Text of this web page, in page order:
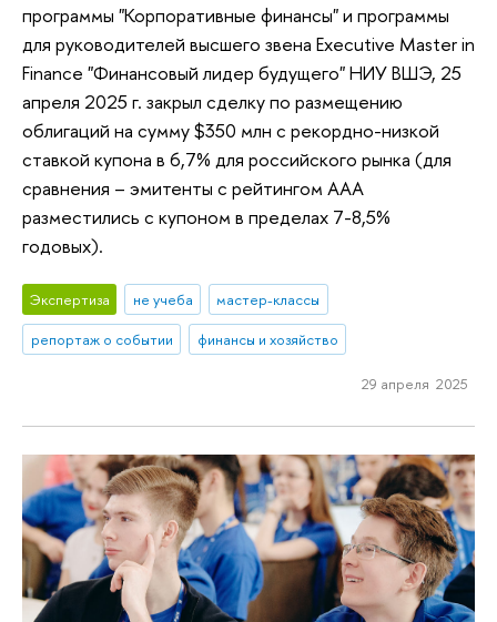
программы "Корпоративные финансы" и программы
для руководителей высшего звена Executive Master in
Finance "Финансовый лидер будущего" НИУ ВШЭ, 25
апреля 2025 г. закрыл сделку по размещению
облигаций на сумму $350 млн с рекордно-низкой
ставкой купона в 6,7% для российского рынка (для
сравнения – эмитенты с рейтингом ААА
разместились с купоном в пределах 7-8,5%
годовых).
Экспертиза не учеба
мастер-классы
репортаж о событии
финансы и хозяйство
29 апреля 2025